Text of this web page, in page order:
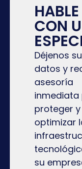
HABLE
CON
Déjenos
datos y
asesoría
inmediata
proteger y
optimizar
su